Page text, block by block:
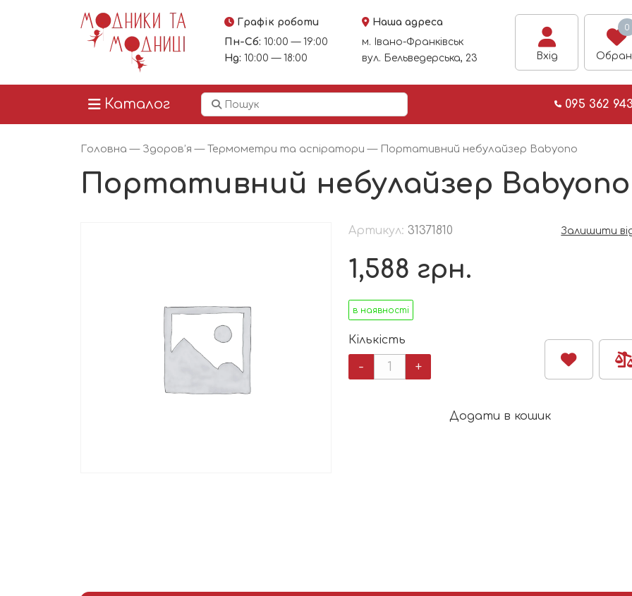
Графік роботи
Пн-Сб: 10:00 — 19:00
Нд: 10:00 — 18:00
Наша адреса
м. Івано-Франківськ
вул. Бельведерська, 23
Вхід
0
Каталог 095 362
Головна — Здоров’я —Термометри та аспіратори — Портативний небулайзер Babyono
Портативний небулайзер Babyono
Артикул: 31371810 Залишити
1,588 грн.
в наявності
Кількість
-
Портативний
небулайзер
+
Додати в кошик